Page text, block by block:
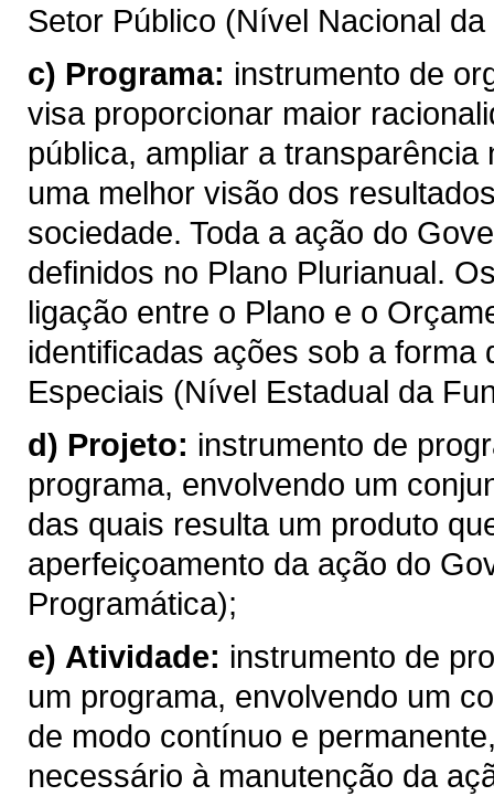
Setor Público (Nível Nacional
c) Programa: instrumento de
visa proporcionar maior
pública, ampliar a
uma melhor visão dos
sociedade. Toda a ação do
definidos no Plano Plurianual.
ligação entre o Plano e o
identificadas ações sob a forma
Especiais (Nível Estadual da
d) Projeto: instrumento de
programa, envolvendo um
das quais resulta um produto
aperfeiçoamento da ação do
Programática);
e) Atividade: instrumento de
um programa, envolvendo um
de modo contínuo e
necessário à manutenção da